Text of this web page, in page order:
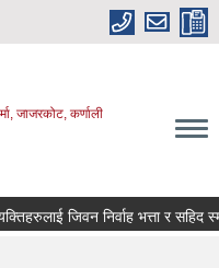
जाजरकोट, कर्णाली
जिवन निर्वाह भत्ता र सहिद स्मृति